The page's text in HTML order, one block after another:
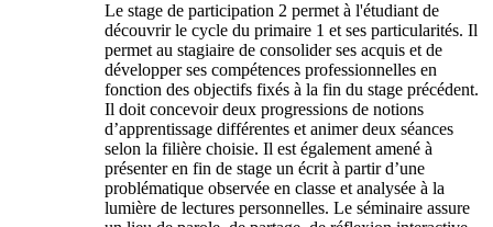
Le stage de participation 2 permet à l'étudiant de
découvrir le cycle du primaire 1 et ses particularités. Il
permet au stagiaire de consolider ses acquis et de
développer ses compétences professionnelles en
fonction des objectifs fixés à la fin du stage précédent.
Il doit concevoir deux progressions de notions
d’apprentissage différentes et animer deux séances
selon la filière choisie. Il est également amené à
présenter en fin de stage un écrit à partir d’une
problématique observée en classe et analysée à la
lumière de lectures personnelles. Le séminaire assure